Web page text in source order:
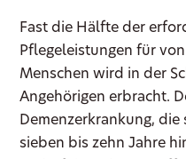
Fast die Hälfte der
Pflegeleistungen für
Menschen wird in der
Angehörigen erbracht.
Demenzerkrankung,
sieben bis zehn Jahre